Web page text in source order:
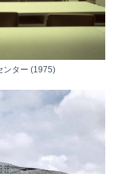
ンター (1975)